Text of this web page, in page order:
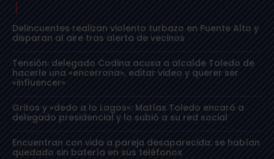
Delincuentes realizan violento turbazo en Puente Alto y
disparan al aire tras alerta de vecinos
Tensión: delegado Codina acusa a alcalde Toledo de
hacerle una «encerrona», editar video y querer ser
«influencer»
Gritos y «dedo a lo Lagos»: Matías Toledo encaró a
delegado presidencial y lo subió a su red social
Encuentran con vida a pareja desaparecida: se habían
quedado sin batería en sus teléfonos